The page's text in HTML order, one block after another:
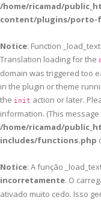
/home/ricamad/
content/plugins/
Notice: Function
Translation loading for the
domain was triggered too
in the plugin or theme
the init action or later.
information. (This
/home/ricamad/
includes/functions.php
Notice: A função
incorretamente. O
ativado muito cedo. Isso